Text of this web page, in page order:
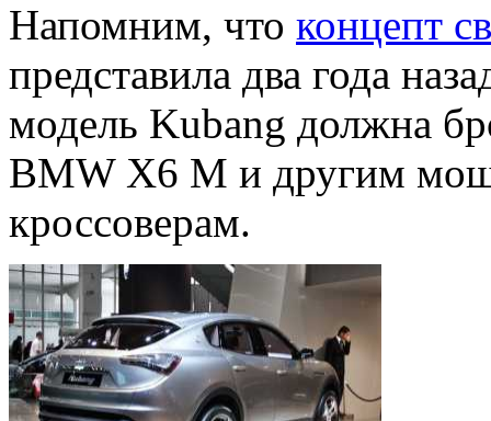
Напомним, что концепт
представила два года
модель Kubang должна
BMW X6 M и другим
кроссоверам.